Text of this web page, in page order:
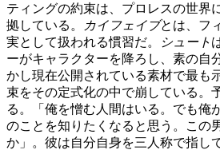
ティングの約束は、プロレスの世界
拠している。
カイフェイブとは、フ
実として扱われる慣習だ。
シュート
ーがキャラクターを降ろし、素の自
かし現在公開されている素材で最も
束をその定式化の中で崩している。
る。「俺を憎む人間はいる。でも俺
のことを知りたくなると思う。この
か」。彼は自分自身を三人称で指し